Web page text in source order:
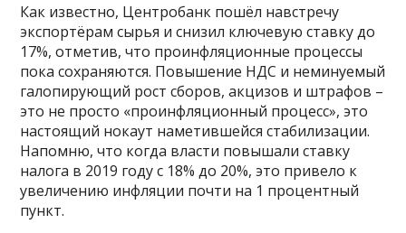
Как известно, Центробанк пошёл навстречу
экспортёрам сырья и снизил ключевую ставку до
17%, отметив, что проинфляционные процессы
пока сохраняются. Повышение НДС и неминуемый
галопирующий рост сборов, акцизов и штрафов –
это не просто «проинфляционный процесс», это
настоящий нокаут наметившейся стабилизации.
Напомню, что когда власти повышали ставку
налога в 2019 году с 18% до 20%, это привело к
увеличению инфляции почти на 1 процентный
пункт.